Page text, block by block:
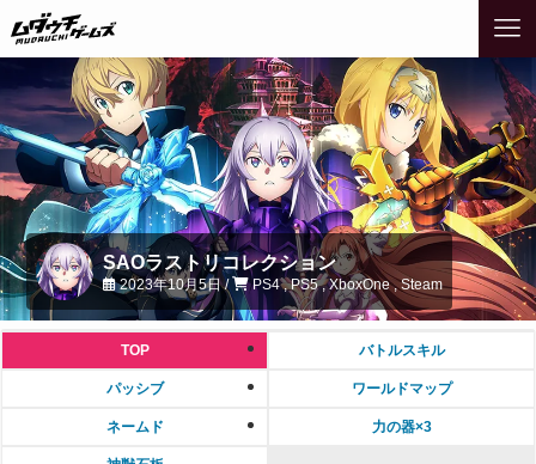
SAOラストリコレクション
2023年10月5日 / PS4 , PS5 , XboxOne , Steam
TOP バトルスキル
パッシブ ワールドマップ
ネームド 力の器×3